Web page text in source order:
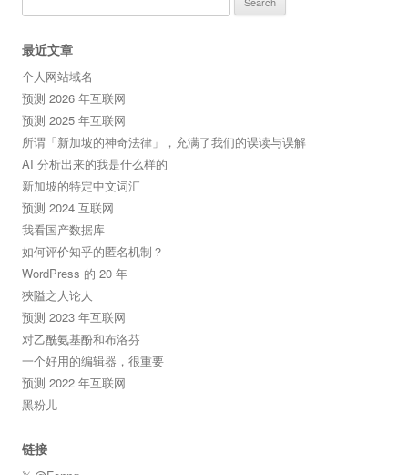
for:
最近文章
个人网站域名
预测 2026 年互联网
预测 2025 年互联网
所谓「新加坡的神奇法律」，充满了我们的误读与误解
AI 分析出来的我是什么样的
新加坡的特定中文词汇
预测 2024 互联网
我看国产数据库
如何评价知乎的匿名机制？
WordPress 的 20 年
狹隘之人论人
预测 2023 年互联网
对乙酰氨基酚和布洛芬
一个好用的编辑器，很重要
预测 2022 年互联网
黑粉儿
链接